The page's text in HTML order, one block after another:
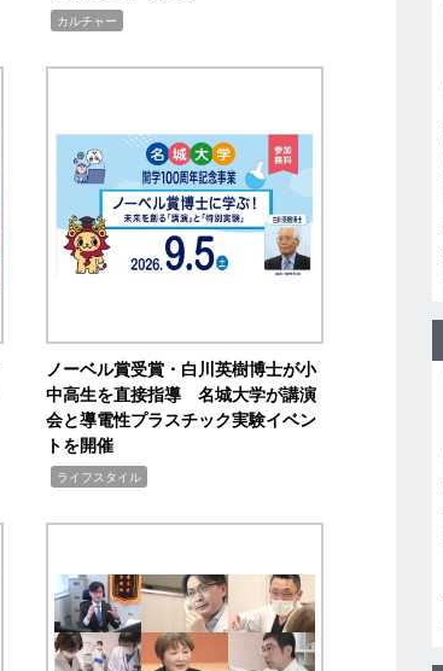
カルチャー
ノーベル賞受賞・白川英樹博士が小
中高生を直接指導 名城大学が講演
会と導電性プラスチック実験イベン
トを開催
ライフスタイル